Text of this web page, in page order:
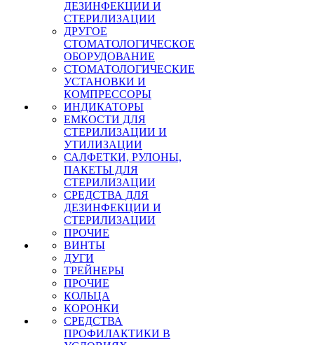
ДЕЗИНФЕКЦИИ И
СТЕРИЛИЗАЦИИ
ДРУГОЕ
СТОМАТОЛОГИЧЕСКОЕ
ОБОРУДОВАНИЕ
СТОМАТОЛОГИЧЕСКИЕ
УСТАНОВКИ И
КОМПРЕССОРЫ
ИНДИКАТОРЫ
ЕМКОСТИ ДЛЯ
СТЕРИЛИЗАЦИИ И
УТИЛИЗАЦИИ
САЛФЕТКИ, РУЛОНЫ,
ПАКЕТЫ ДЛЯ
СТЕРИЛИЗАЦИИ
СРЕДСТВА ДЛЯ
ДЕЗИНФЕКЦИИ И
СТЕРИЛИЗАЦИИ
ПРОЧИЕ
ВИНТЫ
ДУГИ
ТРЕЙНЕРЫ
ПРОЧИЕ
КОЛЬЦА
КОРОНКИ
СРЕДСТВА
ПРОФИЛАКТИКИ В